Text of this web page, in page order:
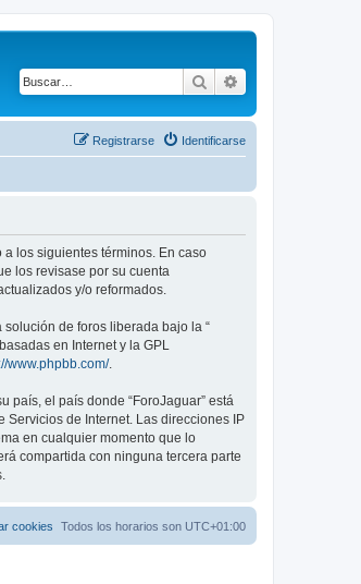
Buscar
Identificarse
Registrarse
a los siguientes términos. En caso
los revisase por su cuenta
y/o reformados.
solución de foros liberada bajo la “
en Internet y la GPL
www.phpbb.com/.
el país donde “ForoJaguar” está
de Internet. Las direcciones IP
en cualquier momento que lo
compartida con ninguna tercera parte
Todos los horarios son UTC+01:00
cookies